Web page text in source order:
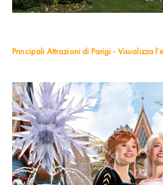
Principali Attrazioni di Parigi - Visualizza